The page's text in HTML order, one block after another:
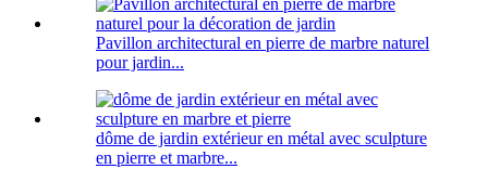
Pavillon architectural en pierre de marbre naturel
pour jardin...
dôme de jardin extérieur en métal avec sculpture
en pierre et marbre...